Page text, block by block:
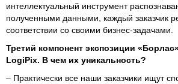
интеллектуальный инструмент
полученными данными, каждый заказчик
соответствии со своими бизнес-задачами.
Третий компонент экспозиции
LogiPix. В чем их уникальность?
– Практически все наши заказчики ищут